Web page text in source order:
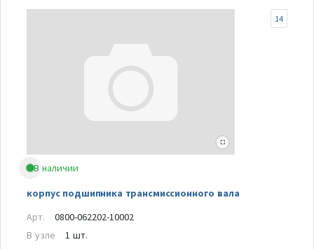
В наличии
корпус подшипника трансмиссионного вала
14
Арт.
0800-062202-10002
В узле
1 шт.